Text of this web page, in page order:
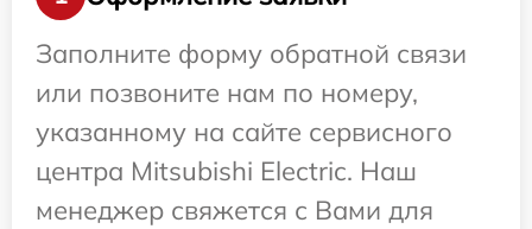
Заполните форму обратной связи
или позвоните нам по номеру,
указанному на сайте сервисного
центра Mitsubishi Electric. Наш
менеджер свяжется с Вами для